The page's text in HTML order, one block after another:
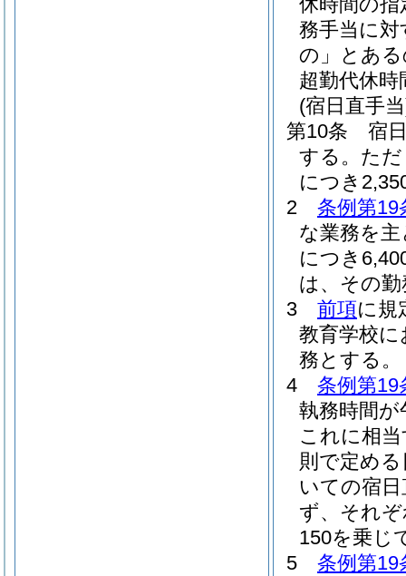
務手当に対
の」とあ
超勤代休
(宿日直手
第10条
宿
する。 た
につき
2
条例第19
な業務を
につき
は、その
3
前項に規
教育学校
務とする。
4
条例第19
執務時間
これに相
則で定め
いての宿
ず、それ
150を乗じ
5
条例第19